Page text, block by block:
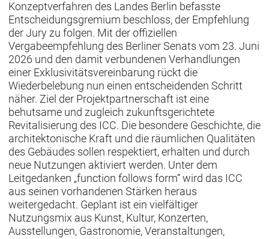
Konzeptverfahren des Landes Berlin befasste
Entscheidungsgremium beschloss, der Empfehlung
der Jury zu folgen. Mit der offiziellen
Vergabeempfehlung des Berliner Senats vom 23. Juni
2026 und den damit verbundenen Verhandlungen
einer Exklusivitätsvereinbarung rückt die
Wiederbelebung nun einen entscheidenden Schritt
näher. Ziel der Projektpartnerschaft ist eine
behutsame und zugleich zukunftsgerichtete
Revitalisierung des ICC. Die besondere Geschichte, die
architektonische Kraft und die räumlichen Qualitäten
des Gebäudes sollen respektiert, erhalten und durch
neue Nutzungen aktiviert werden. Unter dem
Leitgedanken „function follows form“ wird das ICC
aus seinen vorhandenen Stärken heraus
weitergedacht. Geplant ist ein vielfältiger
Nutzungsmix aus Kunst, Kultur, Konzerten,
Ausstellungen, Gastronomie, Veranstaltungen,